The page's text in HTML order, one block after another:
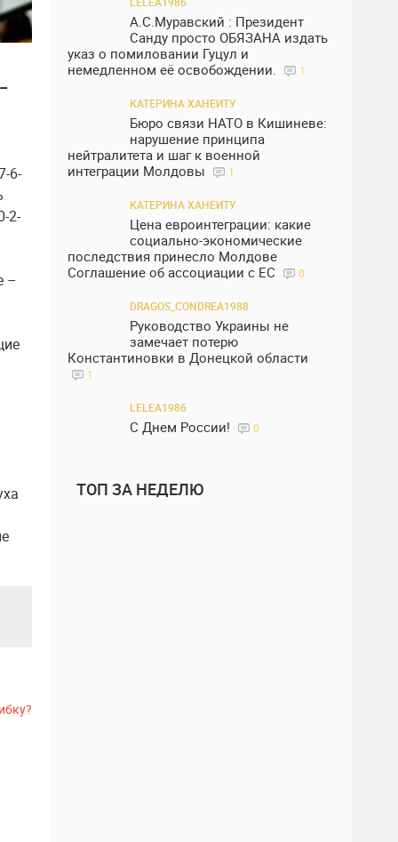
6-
2-
–
А.С.Муравский : Президент
Санду просто ОБЯЗАНА издать
указ о помиловании Гуцул и
немедленном её освобождении.
1
КАТЕРИНА ХАНЕИТУ
Бюро связи НАТО в Кишиневе:
нарушение принципа
нейтралитета и шаг к военной
интеграции Молдовы
1
КАТЕРИНА ХАНЕИТУ
Цена евроинтеграции: какие
социально-экономические
последствия принесло Молдове
Соглашение об ассоциации с ЕС
0
DRAGOS_CONDREA1988
Руководство Украины не
замечает потерю
Константиновки в Донецкой области
1
LELEA1986
С Днем России! 0
ТОП ЗА НЕДЕЛЮ